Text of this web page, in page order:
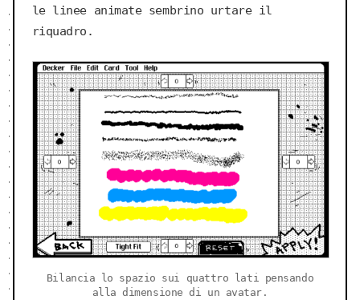
le linee animate sembrino urtare il
riquadro.
Bilancia lo spazio sui quattro lati pensando
alla dimensione di un avatar.